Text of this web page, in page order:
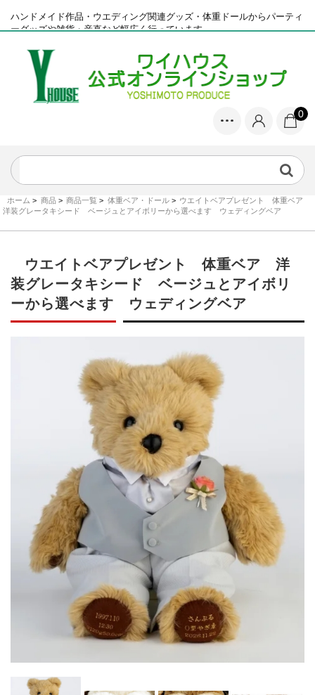
ハンドメイド作品・ウエディング関連グッズ・体重ドールからパーティ
ーグッズや雑貨・産直など幅広く行っています
0
ホーム > 商品> 商品一覧 > 体重ベア・ドール> ウエイトベアプレゼント 体重ベア
洋装グレータキシード ベージュとアイボリーから選べます ウェディングベア
ウエイトベアプレゼント 体重ベア 洋
装グレータキシード ベージュとアイボリ
ーから選べます ウェディングベア